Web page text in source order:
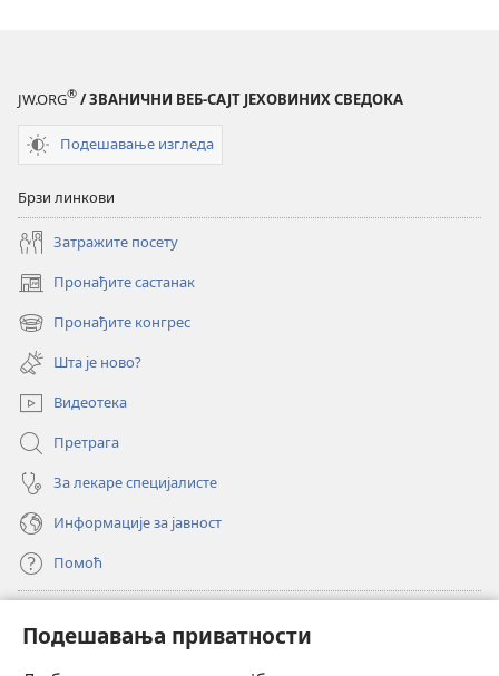
Подешавања приватности
JW.ORG® / ЗВАНИЧНИ ВЕБ-САЈТ ЈЕХОВИНИХ СВЕДОКА
Подешавање изгледа
Брзи линкови
Затражите посету
Пронађите састанак
(отвара
нови
прозор)
Пронађите конгрес
(отвара
нови
прозор)
Шта је ново?
Видеотека
Претрага
За лекаре специјалисте
Информације за јавност
Помоћ
(отвара
нови
прозор)